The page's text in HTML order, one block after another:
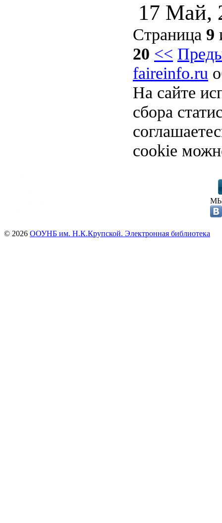
17 Май,
Страница 9
20 <<
faireinfo.ru
На сайте
сбора
cookie
© 2026 ООУНБ им. Н.К.Крупской. Электронная библиотека